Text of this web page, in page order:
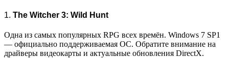
1. The Witcher 3: Wild Hunt
Одна из самых популярных RPG всех времён. Windows 7 SP1
— официально поддерживаемая ОС. Обратите внимание на
драйверы видеокарты и актуальные обновления DirectX.